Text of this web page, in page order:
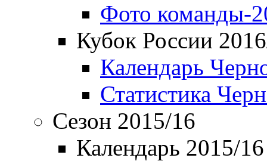
Фото команды-
Кубок России
Календарь
Статистика
Сезон 2015/16
Календарь 2015/16